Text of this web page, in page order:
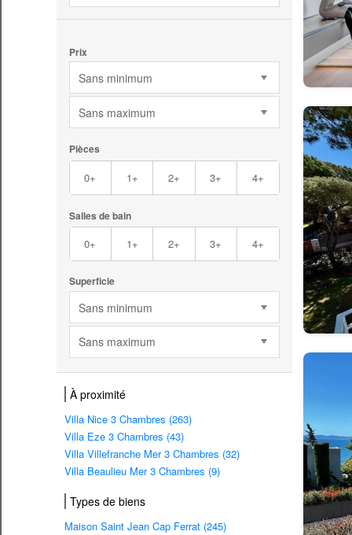
Prix
Sans minimum
Sans maximum
Pièces
0+ 1+ 2+ 3+ 4+
Salles de bain
0+ 1+ 2+ 3+ 4+
Superficie
Sans minimum
Sans maximum
À proximité
Villa Nice 3 Chambres (263)
Villa Eze 3 Chambres (43)
Villa Villefranche Mer 3 Chambres (32)
Villa Beaulieu Mer 3 Chambres (9)
Types de biens
Maison Saint Jean Cap Ferrat (245)